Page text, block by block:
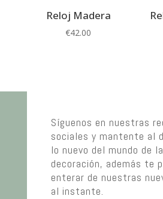
Reloj Madera
€42.00
Síguenos en nuestras
sociales y mantente al
lo nuevo del mundo de la
decoración, además te
enterar de nuestras
al instante.